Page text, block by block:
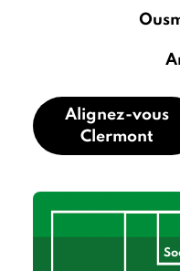
Alignez-vous
Clermont